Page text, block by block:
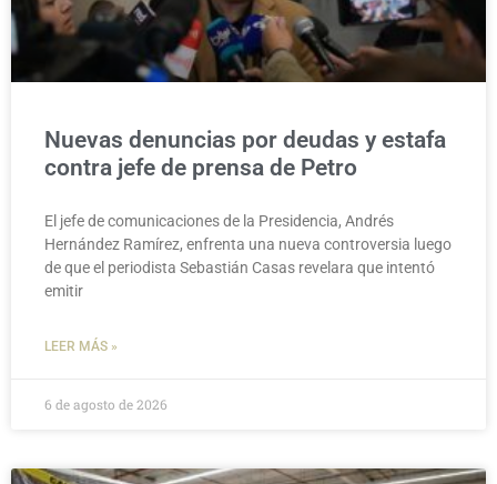
Nuevas denuncias por deudas y estafa
contra jefe de prensa de Petro
El jefe de comunicaciones de la Presidencia, Andrés
Hernández Ramírez, enfrenta una nueva controversia luego
de que el periodista Sebastián Casas revelara que intentó
emitir
LEER MÁS »
6 de agosto de 2026